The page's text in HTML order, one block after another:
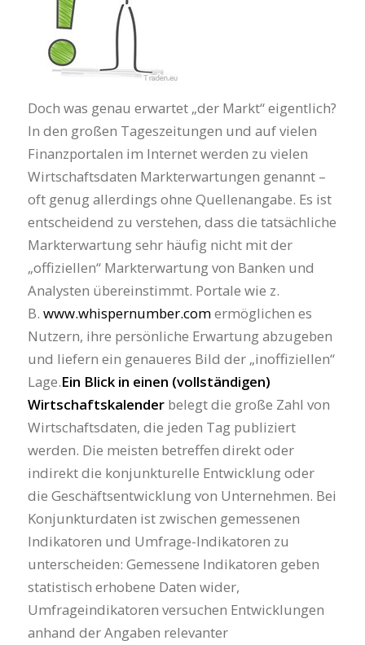
Doch was genau erwartet „der Markt“ eigentlich?
In den großen Tageszeitungen und auf vielen
Finanzportalen im Internet werden zu vielen
Wirtschaftsdaten Markterwartungen genannt –
oft genug allerdings ohne Quellenangabe. Es ist
entscheidend zu verstehen, dass die tatsächliche
Markterwartung sehr häufig nicht mit der
„offiziellen“ Markterwartung von Banken und
Analysten übereinstimmt. Portale wie z.
B. www.whispernumber.comermöglichen es
Nutzern, ihre persönliche Erwartung abzugeben
und liefern ein genaueres Bild der „inoffiziellen“
Lage.Ein Blick in einen (vollständigen)
Wirtschaftskalenderbelegt die große Zahl von
Wirtschaftsdaten, die jeden Tag publiziert
werden. Die meisten betreffen direkt oder
indirekt die konjunkturelle Entwicklung oder
die Geschäftsentwicklung von Unternehmen. Bei
Konjunkturdaten ist zwischen gemessenen
Indikatoren und Umfrage-Indikatoren zu
unterscheiden: Gemessene Indikatoren geben
statistisch erhobene Daten wider,
Umfrageindikatoren versuchen Entwicklungen
anhand der Angaben relevanter